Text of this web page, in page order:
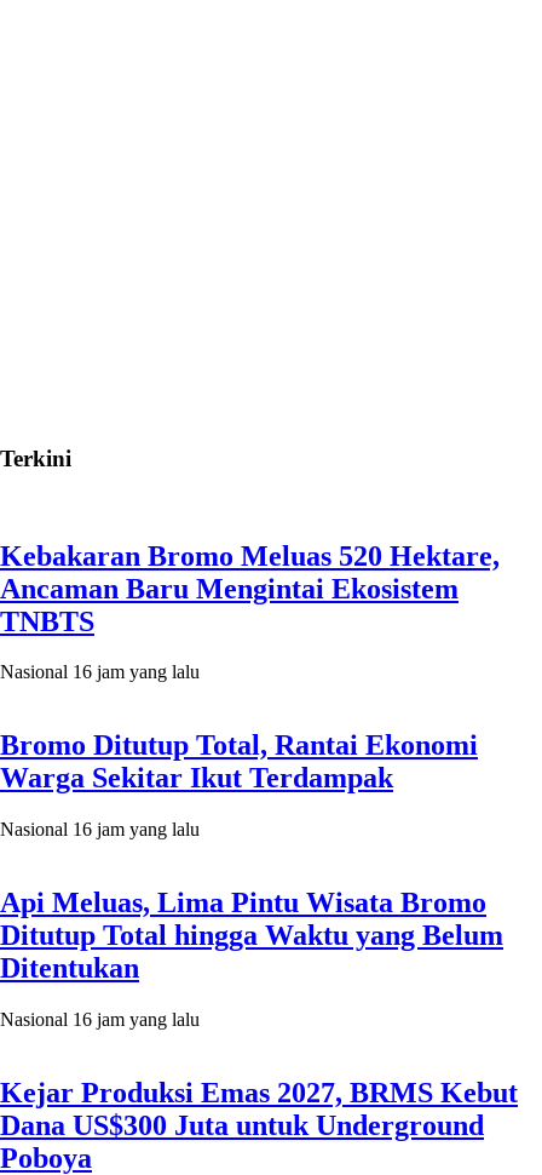
Terkini
Kebakaran Bromo Meluas 520 Hektare,
Ancaman Baru Mengintai Ekosistem
TNBTS
Nasional 16 jam yang lalu
Bromo Ditutup Total, Rantai Ekonomi
Warga Sekitar Ikut Terdampak
Nasional 16 jam yang lalu
Api Meluas, Lima Pintu Wisata Bromo
Ditutup Total hingga Waktu yang Belum
Ditentukan
Nasional 16 jam yang lalu
Kejar Produksi Emas 2027, BRMS Kebut
Dana US$300 Juta untuk Underground
Poboya